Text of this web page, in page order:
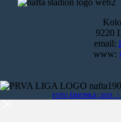
9220
email:
www:
FOTO ŠIMONKA | 2019 |